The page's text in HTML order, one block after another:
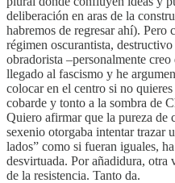
deliberación en aras de la
habremos de regresar ahí). Pero
régimen oscurantista,
obradorista –personalmente
llegado al fascismo y he
colocar en el centro si no
cobarde y tonto a la sombra de
Quiero afirmar que la pureza de
sexenio otorgaba intentar trazar
lados” como si fueran iguales,
desvirtuada. Por añadidura, otra
de la resistencia. Tanto da.